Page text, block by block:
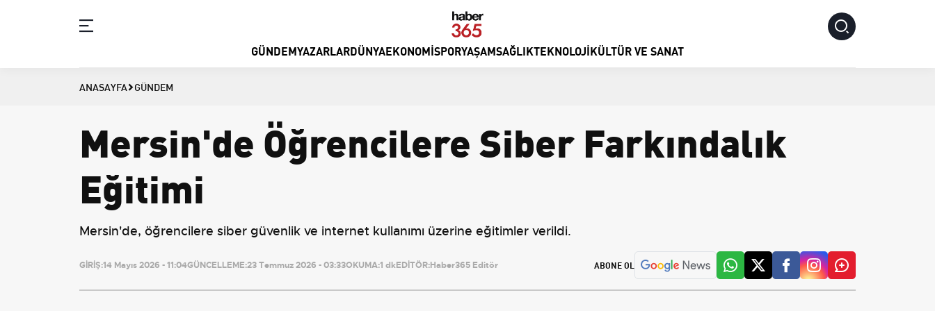
GÜNDEMYAZARLARDÜNYAEKONOMISPORYAŞAMSAĞLIKTEKNOLOJIKÜLTÜR VE SANAT
ANASAYFA GÜNDEM
Mersin'de Öğrencilere Siber Farkındalık
Eğitimi
Mersin'de, öğrencilere siber güvenlik ve internet kullanımı üzerine eğitimler verildi.
GİRİŞ:14 Mayıs 2026 - 11:04GÜNCELLEME:23 Temmuz 2026 - 03:33OKUMA:1 dkEDİTÖR:Haber365 Editör ABONE OL